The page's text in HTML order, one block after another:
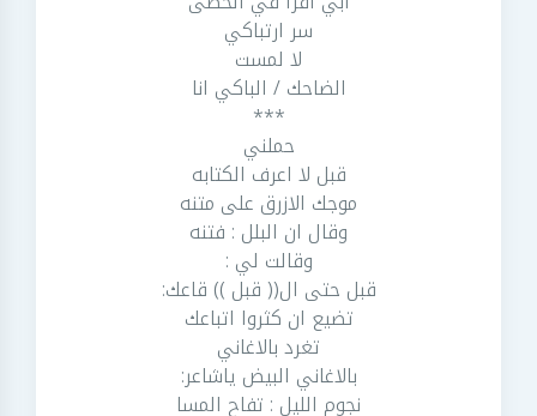
سر ارتباكي
لا لمست
الضاحك / الباكي انا
***
حملني
قبل لا اعرف الكتابه
موجك الازرق على متنه
وقال ان البلل : فتنه
وقالت لي :
قبل حتى ال(( قبل )) قاعك:
تضيع ان كثروا اتباعك
تغرد بالاغاني
بالاغاني البيض ياشاعر:
نجوم الليل : تفاح المسا